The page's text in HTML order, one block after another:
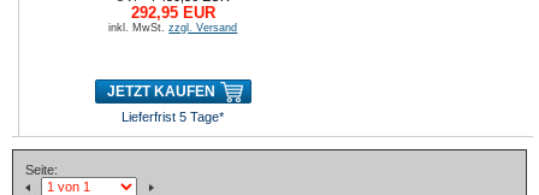
292,95 EUR
inkl. MwSt.zzgl. Versand
JETZT KAUFEN
Lieferfrist 5 Tage*
Seite: